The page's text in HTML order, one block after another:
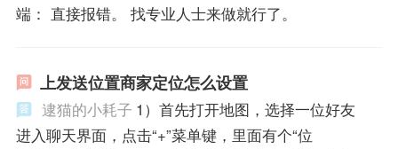
端： 直接报错。 找专业人士来做就行了。
上发送位置商家定位怎么设置
逮猫的小耗子 1）首先打开地图，选择一位好友
进入聊天界面，点击“+”菜单键，里面有个“位